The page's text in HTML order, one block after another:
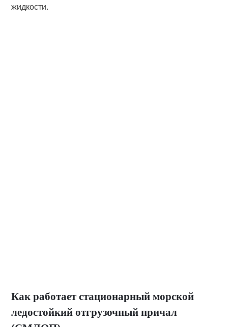
жидкости.
Как работает стационарный морской
ледостойкий отгрузочный причал